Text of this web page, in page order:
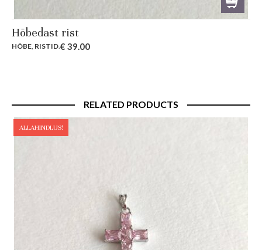
Hõbedast rist
HÕBE, RISTID.€ 39.00
RELATED PRODUCTS
ALLAHINDLUS!